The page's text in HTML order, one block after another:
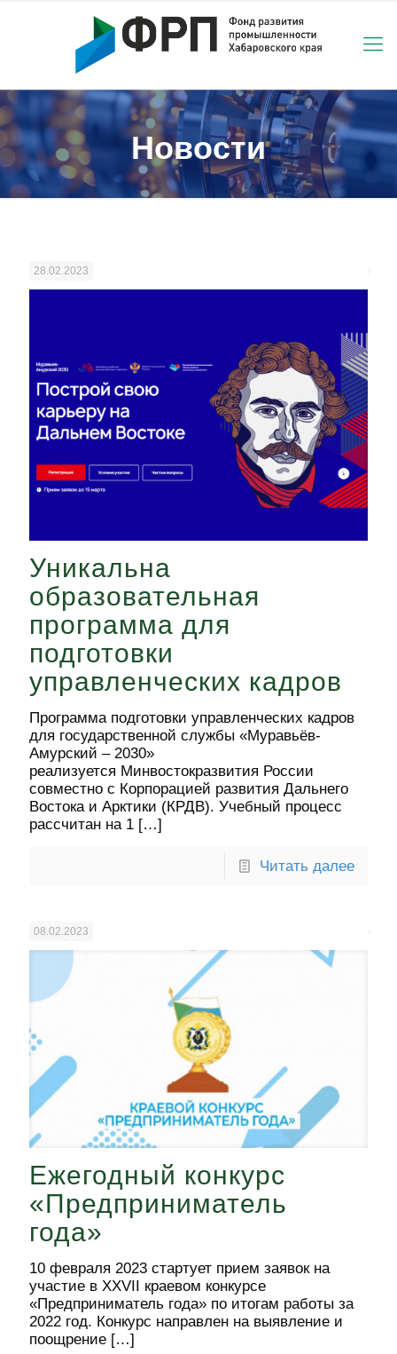
Новости
28.02.2023
Уникальна
образовательная
программа для
подготовки
управленческих кадров
Программа подготовки управленческих кадров
для государственной службы «Муравьёв-
Амурский – 2030»
реализуется Минвостокразвития России
совместно с Корпорацией развития Дальнего
Востока и Арктики (КРДВ). Учебный процесс
рассчитан на 1 […]
Читать далее
08.02.2023
Ежегодный конкурс
«Предприниматель
года»
10 февраля 2023 стартует прием заявок на
участие в XXVII краевом конкурсе
«Предприниматель года» по итогам работы за
2022 год. Конкурс направлен на выявление и
поощрение […]